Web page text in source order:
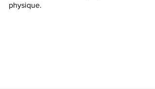
physique.